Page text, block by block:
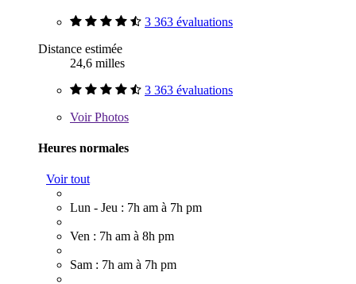
3 363 évaluations
Distance estimée
24,6 milles
3 363 évaluations
VoirPhotos
Heures normales
Voir tout
Lun - Jeu : 7h am à 7h pm
Ven : 7h am à 8h pm
Sam : 7h am à 7h pm